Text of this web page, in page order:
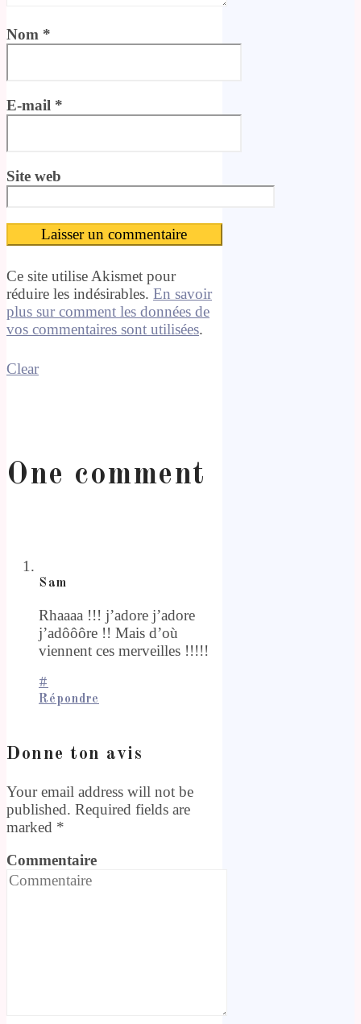
Nom *
E-mail *
Site web
Ce site utilise Akismet pour
réduire les indésirables. En savoir
plus sur comment les données de
vos commentaires sont utilisées.
Clear
One comment
Sam
Rhaaaa !!! j’adore j’adore
j’adôôôre !! Mais d’où
viennent ces merveilles !!!!!
#
Répondre
Donne ton avis
Your email address will not be
published. Required fields are
marked *
Commentaire